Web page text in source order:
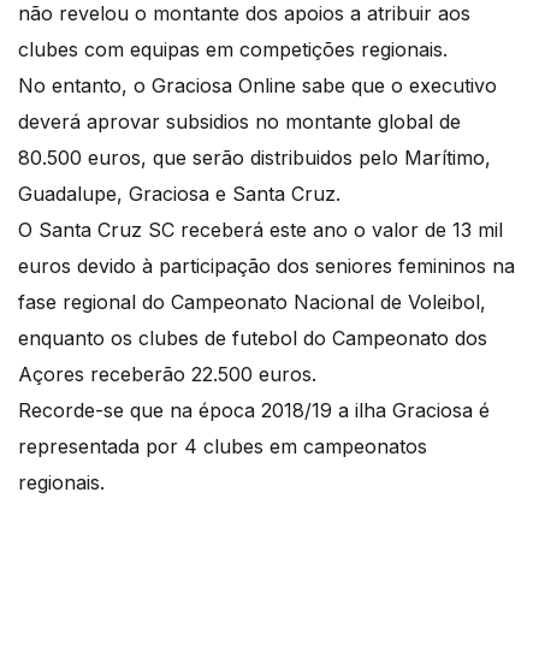
não revelou o montante dos apoios a atribuir aos
clubes com equipas em competições regionais.
No entanto, o Graciosa Online sabe que o executivo
deverá aprovar subsidios no montante global de
80.500 euros, que serão distribuidos pelo Marítimo,
Guadalupe, Graciosa e Santa Cruz.
O Santa Cruz SC receberá este ano o valor de 13 mil
euros devido à participação dos seniores femininos na
fase regional do Campeonato Nacional de Voleibol,
enquanto os clubes de futebol do Campeonato dos
Açores receberão 22.500 euros.
Recorde-se que na época 2018/19 a ilha Graciosa é
representada por 4 clubes em campeonatos
regionais.